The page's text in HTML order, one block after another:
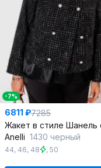
-7%
6811 ₽7285
Anelli 1430 черный
44, 46, 48 , 50